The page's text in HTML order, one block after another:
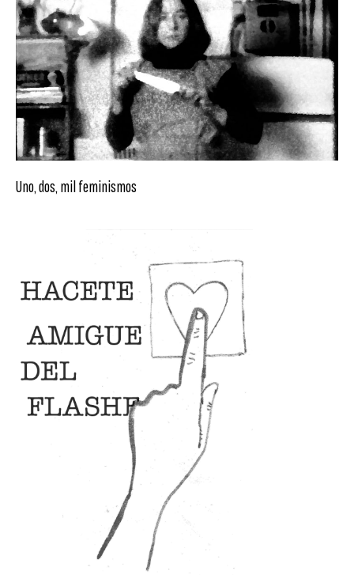
Uno, dos, mil feminismos